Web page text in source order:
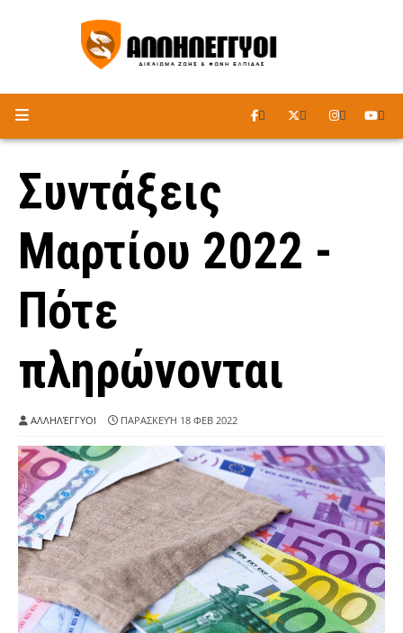
ΑΚΟΥΣΤΕ ΤΟ ΡΑΔΙΟΦΩΝΟ
Συντάξεις
Μαρτίου 2022 -
Πότε
πληρώνονται
ΑΛΛΗΛΈΓΓΥΟΙ ΠΑΡΑΣΚΕΥΉ 18 ΦΕΒ 2022